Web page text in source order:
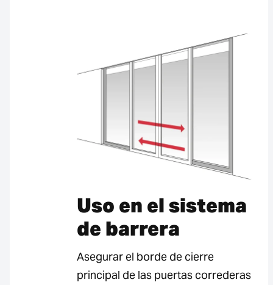
Uso en el sistema
de barrera
Asegurar el borde de cierre
principal de las puertas correderas